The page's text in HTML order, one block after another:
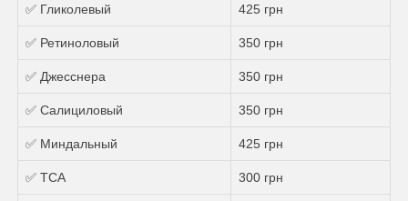
✅ Гликолевый 425 грн
✅ Ретиноловый 350 грн
✅ Джесснера 350 грн
✅ Салициловый 350 грн
✅ Миндальный 425 грн
✅ ТСА 300 грн